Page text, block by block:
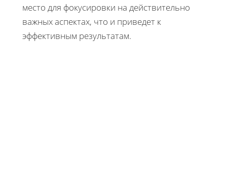
место для фокусировки на действительно
важных аспектах, что и приведет к
эффективным результатам.